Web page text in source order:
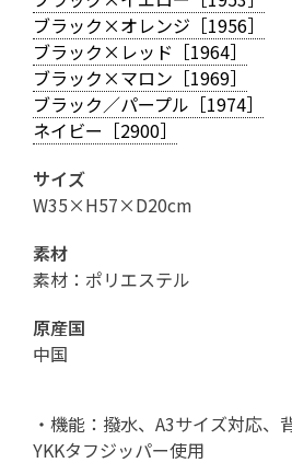
ブラック×オレンジ［1956］
ブラック×レッド［1964］
ブラック×マロン［1969］
ブラック／パープル［1974］
ネイビー［2900］
サイズ
W35×H57×D20cm
素材
素材：ポリエステル
原産国
中国
・機能：撥水、A3サイズ対応、
YKKタフジッパー使用